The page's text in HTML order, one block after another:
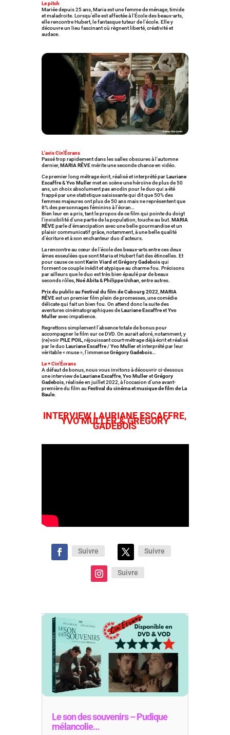
Le pitch
Mariée depuis 25 ans, Maria est une femme de ménage, timide
et maladroite. Lorsqu’elle est affectée à l’École des beaux-arts,
elle rencontre Hubert, le fantasque tuteur de l’école. Elle y
découvre un lieu fascinant où règnent liberté, créativité et
audace.
L’avis Cin’Écrans
Passé trop rapidement dans les salles obscures à l’automne
dernier, MARIA RÊVEmérite une seconde chance en vidéo.
Ce premier long métrage écrit, réalisé et interprété par Lauriane
Escaffre&Yvo Mullermet en scène une héroïne de plus de 50
ans, un choix absolument pas anodin pour le duo qui a été
frappé par une statistique saisissante qui dit que 50% des
femmes majeures ont plus de 50 ans mais ne représentent que
8% des personnages féminins à l’écran…
Bien leur en a pris, tant le propos de ce film qui pointe du doigt
l’invisibilité d’une partie de la population, touche au but. MARIA
RÊVEparle d’émancipation avec une belle gourmandise et un
plaisir communicatif grâce, notamment, à une belle qualité
d’écriture et à son enchanteur duo d’acteurs.
La rencontre au cœur de l’école des beaux-arts entre ces deux
âmes esseulées que sont Maria et Hubert fait des étincelles. Et
pour cause ce sont Karin Viard etGrégory Gadeboisqui
forment ce couple inédit et atypique au charme fou. Précisons
par ailleurs que le duo est très bien épaulé par de beaux
seconds rôles, Noé Abita& Philippe Uchan, entre autres.
Prix du public au Festival du film de Cabourg 2022, MARIA
RÊVEest un premier film plein de promesses, une comédie
délicate qui fait un bien fou. On attend donc la suite des
aventures cinématographiques de Lauriane EscaffreetYvo
Mulleravec impatience.
Regrettons simplement l’absence totale de bonus pour
accompagner le film sur ce DVD. On aurait adoré, notamment, y
(re)voir PILE POIL, réjouissant court-métrage déjà écrit et réalisé
par le duo Lauriane Escaffre/Yvo Mulleret interprété par leur
véritable « muse », l’immenseGrégory Gadebois…
Le + Cin’Écrans
A défaut de bonus, nous vous invitons à découvrir ci-dessous
une interview de Lauriane Escaffre,Yvo MulleretGrégory
Gadebois, réalisée en juillet 2022, à l’occasion d’une avant-
première du film au Festival du cinéma et musique de film de La
Baule.
INTERVIEW LAURIANE ESCAFFRE,
YVO MULLER & GRÉGORY
GADEBOIS
Suivre Suivre
Suivre
Le son des souvenirs – Pudique
mélancolie…